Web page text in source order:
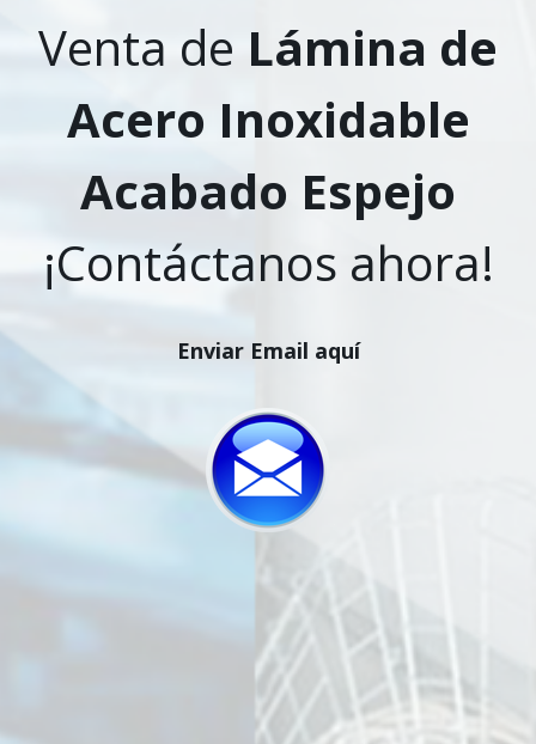
Venta de Lámina de
Acero Inoxidable
Acabado Espejo
¡Contáctanos ahora!
Enviar Email aquí